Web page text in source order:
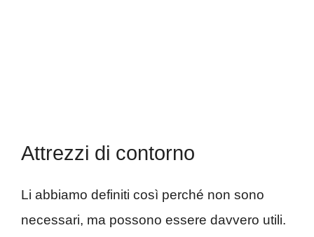
Attrezzi di contorno
Li abbiamo definiti così perché non sono
necessari, ma possono essere davvero utili.